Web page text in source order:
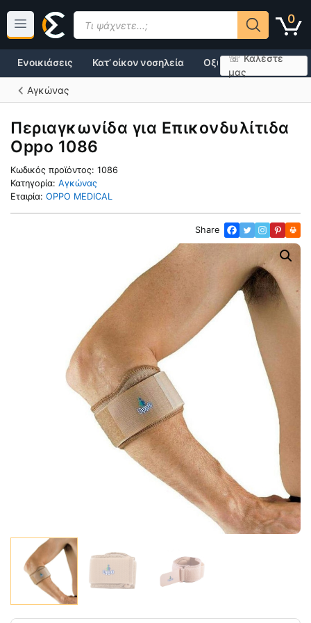
περιεχόμενο
0
Products
search
☏ Καλέστε
μας
Κατ’ οίκον νοσηλεία Οξυγονοθεραπεία
Ενοικιάσεις
Αγκώνας
Περιαγκωνίδα για Επικονδυλίτιδα
Oppo 1086
Κωδικός προϊόντος: 1086
Κατηγορία: Αγκώνας
Εταιρία: OPPO MEDICAL
Share